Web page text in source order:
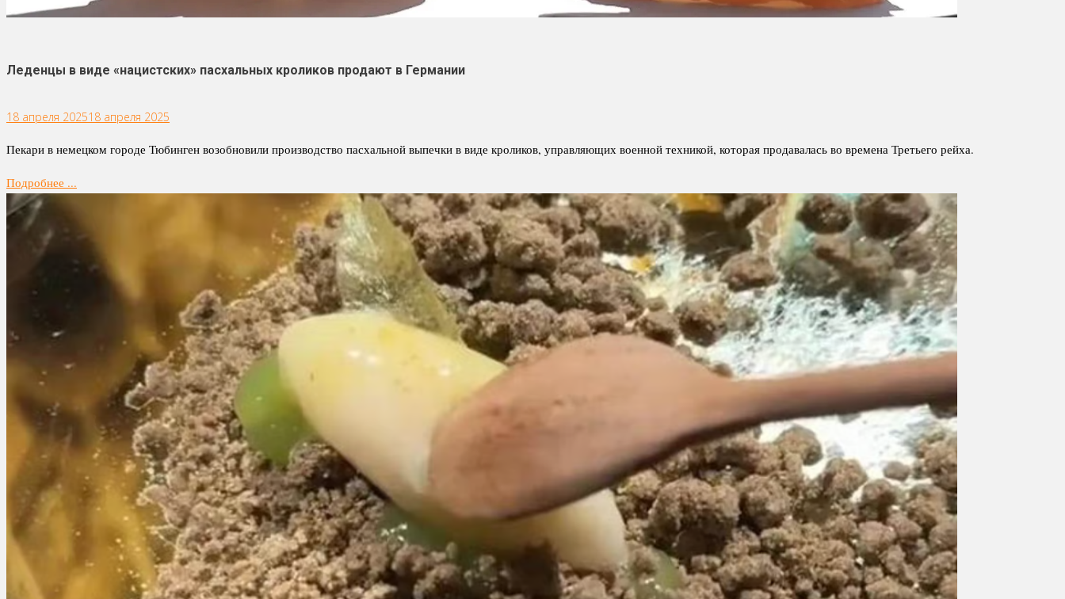
Леденцы в виде «нацистских» пасхальных кроликов продают в Германии
18 апреля 202518 апреля 2025
Пекари в немецком городе Тюбинген возобновили производство пасхальной выпечки в виде кроликов, управляющих военной техникой, которая продавалась во времена Третьего рейха.
Подробнее ...